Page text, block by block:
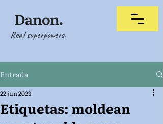
Real superpowers.
Entrada
Etiquetas: moldean
22 jun 2023